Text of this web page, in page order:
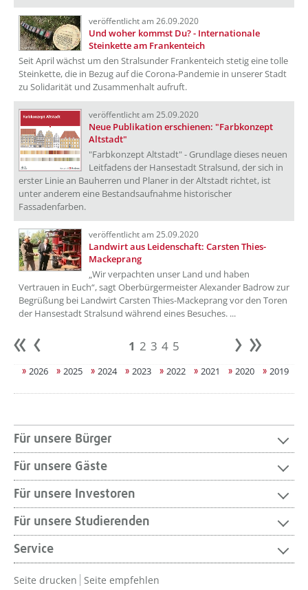
veröffentlicht am 26.09.2020
Und woher kommst Du? - Internationale
Steinkette am Frankenteich
Seit April wächst um den Stralsunder Frankenteich stetig eine tolle
Steinkette, die in Bezug auf die Corona-Pandemie in unserer Stadt
zu Solidarität und Zusammenhalt aufruft.
veröffentlicht am 25.09.2020
Neue Publikation erschienen: "Farbkonzept
Altstadt"
"Farbkonzept Altstadt" - Grundlage dieses neuen
Leitfadens der Hansestadt Stralsund, der sich in
erster Linie an Bauherren und Planer in der Altstadt richtet, ist
unter anderem eine Bestandsaufnahme historischer
Fassadenfarben.
veröffentlicht am 25.09.2020
Landwirt aus Leidenschaft: Carsten Thies-
Mackeprang
„Wir verpachten unser Land und haben
Vertrauen in Euch“, sagt Oberbürgermeister Alexander Badrow zur
Begrüßung bei Landwirt Carsten Thies-Mackeprang vor den Toren
der Hansestadt Stralsund während eines Besuches. ...
Anfang 1 2 3 4 5 weiter
2026 2025 2024 2023 2022 2021 2020 2019
Für unsere Bürger
Für unsere Gäste
Für unsere Investoren
Für unsere Studierenden
Service
Seite drucken Seite empfehlen